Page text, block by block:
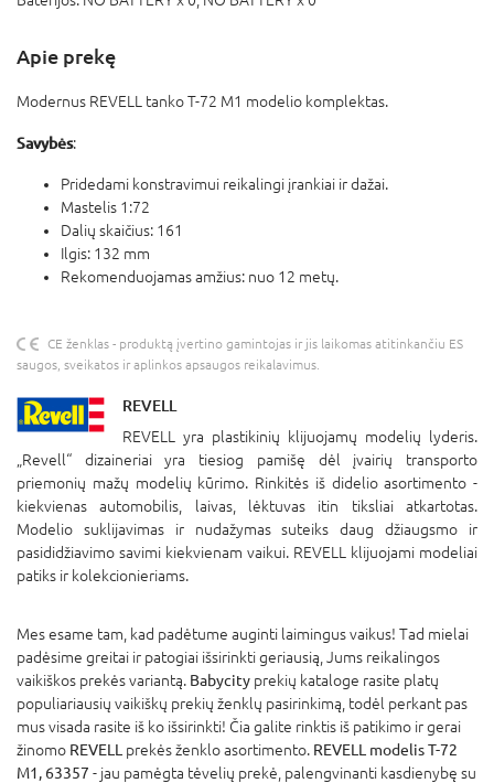
Apie prekę
Modernus REVELL tanko T-72 M1 modelio komplektas.
Savybės:
Pridedami konstravimui reikalingi įrankiai ir dažai.
Mastelis 1:72
Dalių skaičius: 161
Ilgis: 132 mm
Rekomenduojamas amžius: nuo 12 metų.
CE ženklas - produktą įvertino gamintojas ir jis laikomas atitinkančiu ES
saugos, sveikatos ir aplinkos apsaugos reikalavimus.
REVELL
REVELL yra plastikinių klijuojamų modelių lyderis.
„Revell“ dizaineriai yra tiesiog pamišę dėl įvairių transporto
priemonių mažų modelių kūrimo. Rinkitės iš didelio asortimento -
kiekvienas automobilis, laivas, lėktuvas itin tiksliai atkartotas.
Modelio suklijavimas ir nudažymas suteiks daug džiaugsmo ir
pasididžiavimo savimi kiekvienam vaikui. REVELL klijuojami modeliai
patiks ir kolekcionieriams.
Mes esame tam, kad padėtume auginti laimingus vaikus! Tad mielai
padėsime greitai ir patogiai išsirinkti geriausią, Jums reikalingos
vaikiškos prekės variantą. Babycity prekių kataloge rasite platų
populiariausių vaikiškų prekių ženklų pasirinkimą, todėl perkant pas
mus visada rasite iš ko išsirinkti! Čia galite rinktis iš patikimo ir gerai
žinomo REVELL prekės ženklo asortimento. REVELL modelis T-72
M1, 63357 - jau pamėgta tėvelių prekė, palengvinanti kasdienybę su